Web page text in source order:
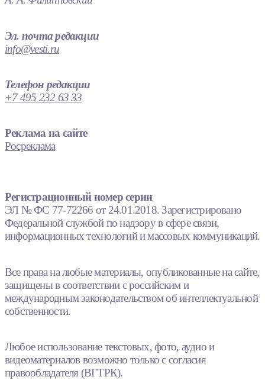
Эл. почта редакции
info@vesti.ru
Телефон редакции
+7 495 232 63 33
Реклама на сайте
Росреклама
Регистрационный номер серии
ЭЛ № ФС 77-72266 от 24.01.2018. Зарегистрировано
Федеральной службой по надзору в сфере связи,
информационных технологий и массовых коммуникаций.
Все права на любые материалы, опубликованные на сайте,
защищены в соответствии с российским и
международным законодательством об интеллектуальной
собственности.
Любое использование текстовых, фото, аудио и
видеоматериалов возможно только с согласия
правообладателя (ВГТРК).